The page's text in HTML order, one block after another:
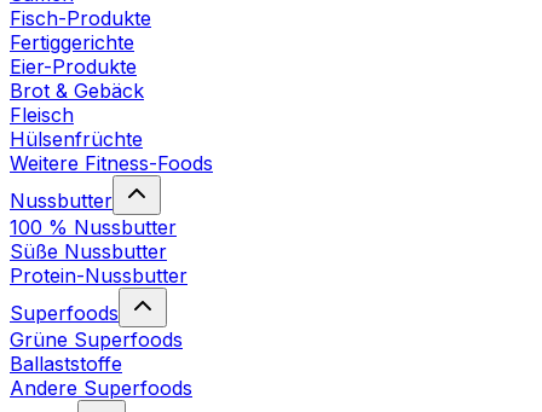
Fisch-Produkte
Fertiggerichte
Eier-Produkte
Brot & Gebäck
Fleisch
Hülsenfrüchte
Weitere Fitness-Foods
Nussbutter
100 % Nussbutter
Süße Nussbutter
Protein-Nussbutter
Superfoods
Grüne Superfoods
Ballaststoffe
Andere Superfoods